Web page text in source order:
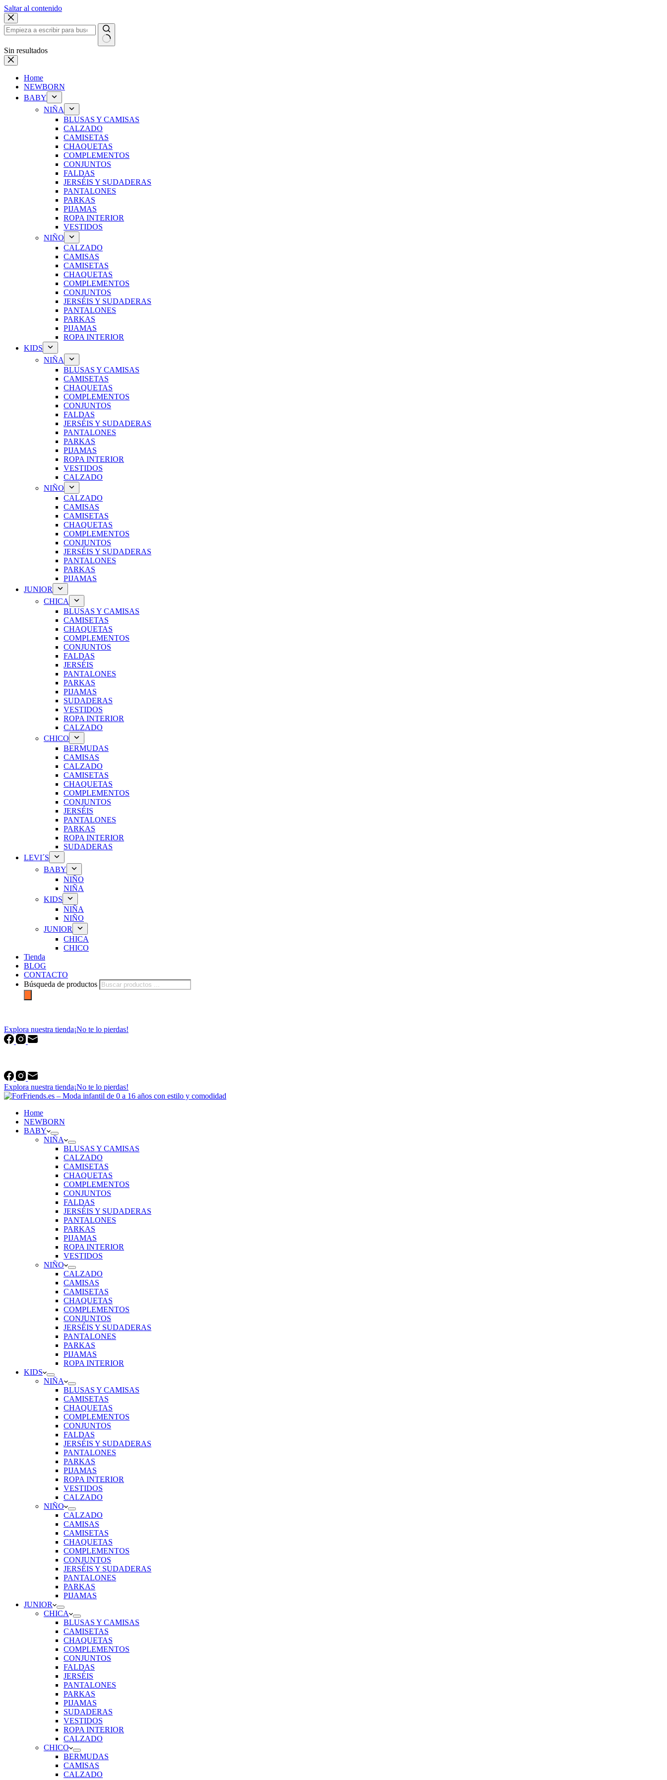
Saltar al contenido
Sin resultados
Home
NEWBORN
BABY
NIÑA
BLUSAS Y CAMISAS
CALZADO
CAMISETAS
CHAQUETAS
COMPLEMENTOS
CONJUNTOS
FALDAS
JERSÉIS Y SUDADERAS
PANTALONES
PARKAS
PIJAMAS
ROPA INTERIOR
VESTIDOS
NIÑO
CALZADO
CAMISAS
CAMISETAS
CHAQUETAS
COMPLEMENTOS
CONJUNTOS
JERSÉIS Y SUDADERAS
PANTALONES
PARKAS
PIJAMAS
ROPA INTERIOR
KIDS
NIÑA
BLUSAS Y CAMISAS
CAMISETAS
CHAQUETAS
COMPLEMENTOS
CONJUNTOS
FALDAS
JERSÉIS Y SUDADERAS
PANTALONES
PARKAS
PIJAMAS
ROPA INTERIOR
VESTIDOS
CALZADO
NIÑO
CALZADO
CAMISAS
CAMISETAS
CHAQUETAS
COMPLEMENTOS
CONJUNTOS
JERSÉIS Y SUDADERAS
PANTALONES
PARKAS
PIJAMAS
JUNIOR
CHICA
BLUSAS Y CAMISAS
CAMISETAS
CHAQUETAS
COMPLEMENTOS
CONJUNTOS
FALDAS
JERSÉIS
PANTALONES
PARKAS
PIJAMAS
SUDADERAS
VESTIDOS
ROPA INTERIOR
CALZADO
CHICO
BERMUDAS
CAMISAS
CALZADO
CAMISETAS
CHAQUETAS
COMPLEMENTOS
CONJUNTOS
JERSÉIS
PANTALONES
PARKAS
ROPA INTERIOR
SUDADERAS
LEVI´S
BABY
NIÑO
NIÑA
KIDS
NIÑA
NIÑO
JUNIOR
CHICA
CHICO
Tienda
BLOG
CONTACTO
Búsqueda de productos
Explora nuestra tienda¡No te lo pierdas!
Explora nuestra tienda¡No te lo pierdas!
Home
NEWBORN
BABY
NIÑA
BLUSAS Y CAMISAS
CALZADO
CAMISETAS
CHAQUETAS
COMPLEMENTOS
CONJUNTOS
FALDAS
JERSÉIS Y SUDADERAS
PANTALONES
PARKAS
PIJAMAS
ROPA INTERIOR
VESTIDOS
NIÑO
CALZADO
CAMISAS
CAMISETAS
CHAQUETAS
COMPLEMENTOS
CONJUNTOS
JERSÉIS Y SUDADERAS
PANTALONES
PARKAS
PIJAMAS
ROPA INTERIOR
KIDS
NIÑA
BLUSAS Y CAMISAS
CAMISETAS
CHAQUETAS
COMPLEMENTOS
CONJUNTOS
FALDAS
JERSÉIS Y SUDADERAS
PANTALONES
PARKAS
PIJAMAS
ROPA INTERIOR
VESTIDOS
CALZADO
NIÑO
CALZADO
CAMISAS
CAMISETAS
CHAQUETAS
COMPLEMENTOS
CONJUNTOS
JERSÉIS Y SUDADERAS
PANTALONES
PARKAS
PIJAMAS
JUNIOR
CHICA
BLUSAS Y CAMISAS
CAMISETAS
CHAQUETAS
COMPLEMENTOS
CONJUNTOS
FALDAS
JERSÉIS
PANTALONES
PARKAS
PIJAMAS
SUDADERAS
VESTIDOS
ROPA INTERIOR
CALZADO
CHICO
BERMUDAS
CAMISAS
CALZADO